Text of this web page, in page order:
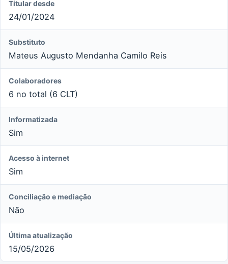
Titular desde
24/01/2024
Substituto
Mateus Augusto Mendanha Camilo Reis
Colaboradores
6 no total (6 CLT)
Informatizada
Sim
Acesso à internet
Sim
Conciliação e mediação
Não
Última atualização
15/05/2026